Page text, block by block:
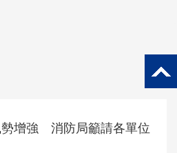
勢增強 消防局籲請各單位